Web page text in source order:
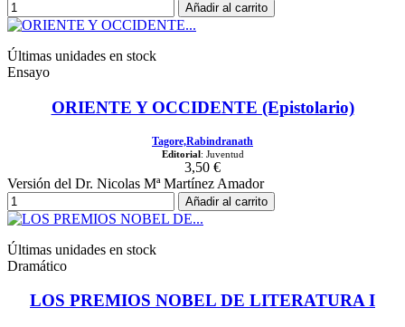
Añadir al carrito
Últimas unidades en stock
Ensayo
ORIENTE Y OCCIDENTE (Epistolario)
Tagore,Rabindranath
Editorial: Juventud
3,50 €
Versión del Dr. Nicolas Mª Martínez Amador
Añadir al carrito
Últimas unidades en stock
Dramático
LOS PREMIOS NOBEL DE LITERATURA I